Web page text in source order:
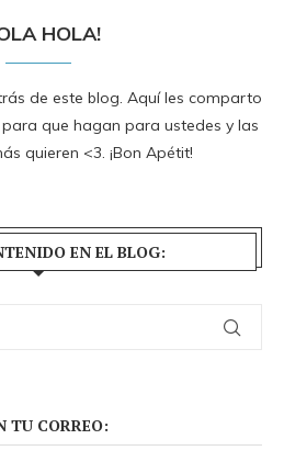
HOLA!
de este blog. Aquí les comparto
que hagan para ustedes y las
quieren <3. ¡Bon Apétit!
EN EL BLOG:
TU CORREO: